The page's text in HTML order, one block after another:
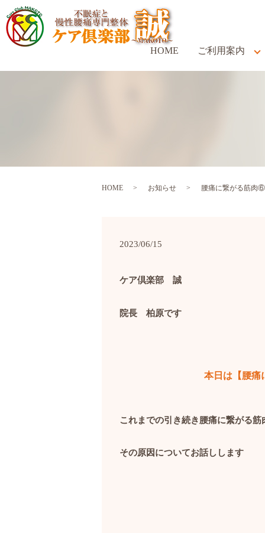
HOME ご利用案内
HOME お知らせ 腰痛に繋がる筋肉⑥
2023/06/15
ケア倶楽部 誠
院長 柏原です
本日は【腰痛
これまでの引き続き腰痛に繋がる筋
その原因についてお話しします